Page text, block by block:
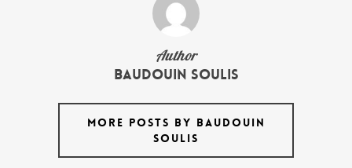
Author
Baudouin Soulis
MORE POSTS BY BAUDOUIN
SOULIS